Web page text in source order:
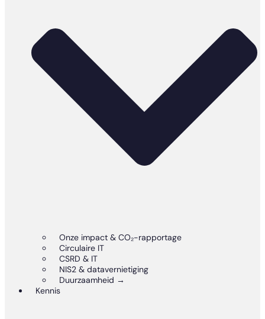
Onze impact & CO₂-rapportage
Circulaire IT
CSRD & IT
NIS2 & datavernietiging
Duurzaamheid →
Kennis